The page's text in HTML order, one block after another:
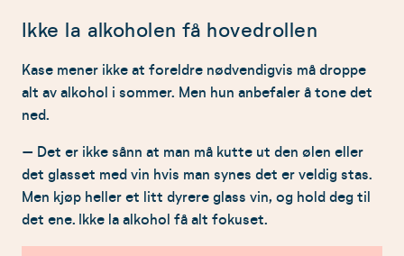
Ikke la alkoholen få hovedrollen
Kase mener ikke at foreldre nødvendigvis må droppe
alt av alkohol i sommer. Men hun anbefaler å tone det
ned.
– Det er ikke sånn at man må kutte ut den ølen eller
det glasset med vin hvis man synes det er veldig stas.
Men kjøp heller et litt dyrere glass vin, og hold deg til
det ene. Ikke la alkohol få alt fokuset.